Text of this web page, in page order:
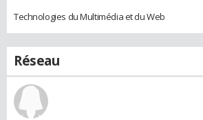
Technologies du Multimédia et du Web
Réseau